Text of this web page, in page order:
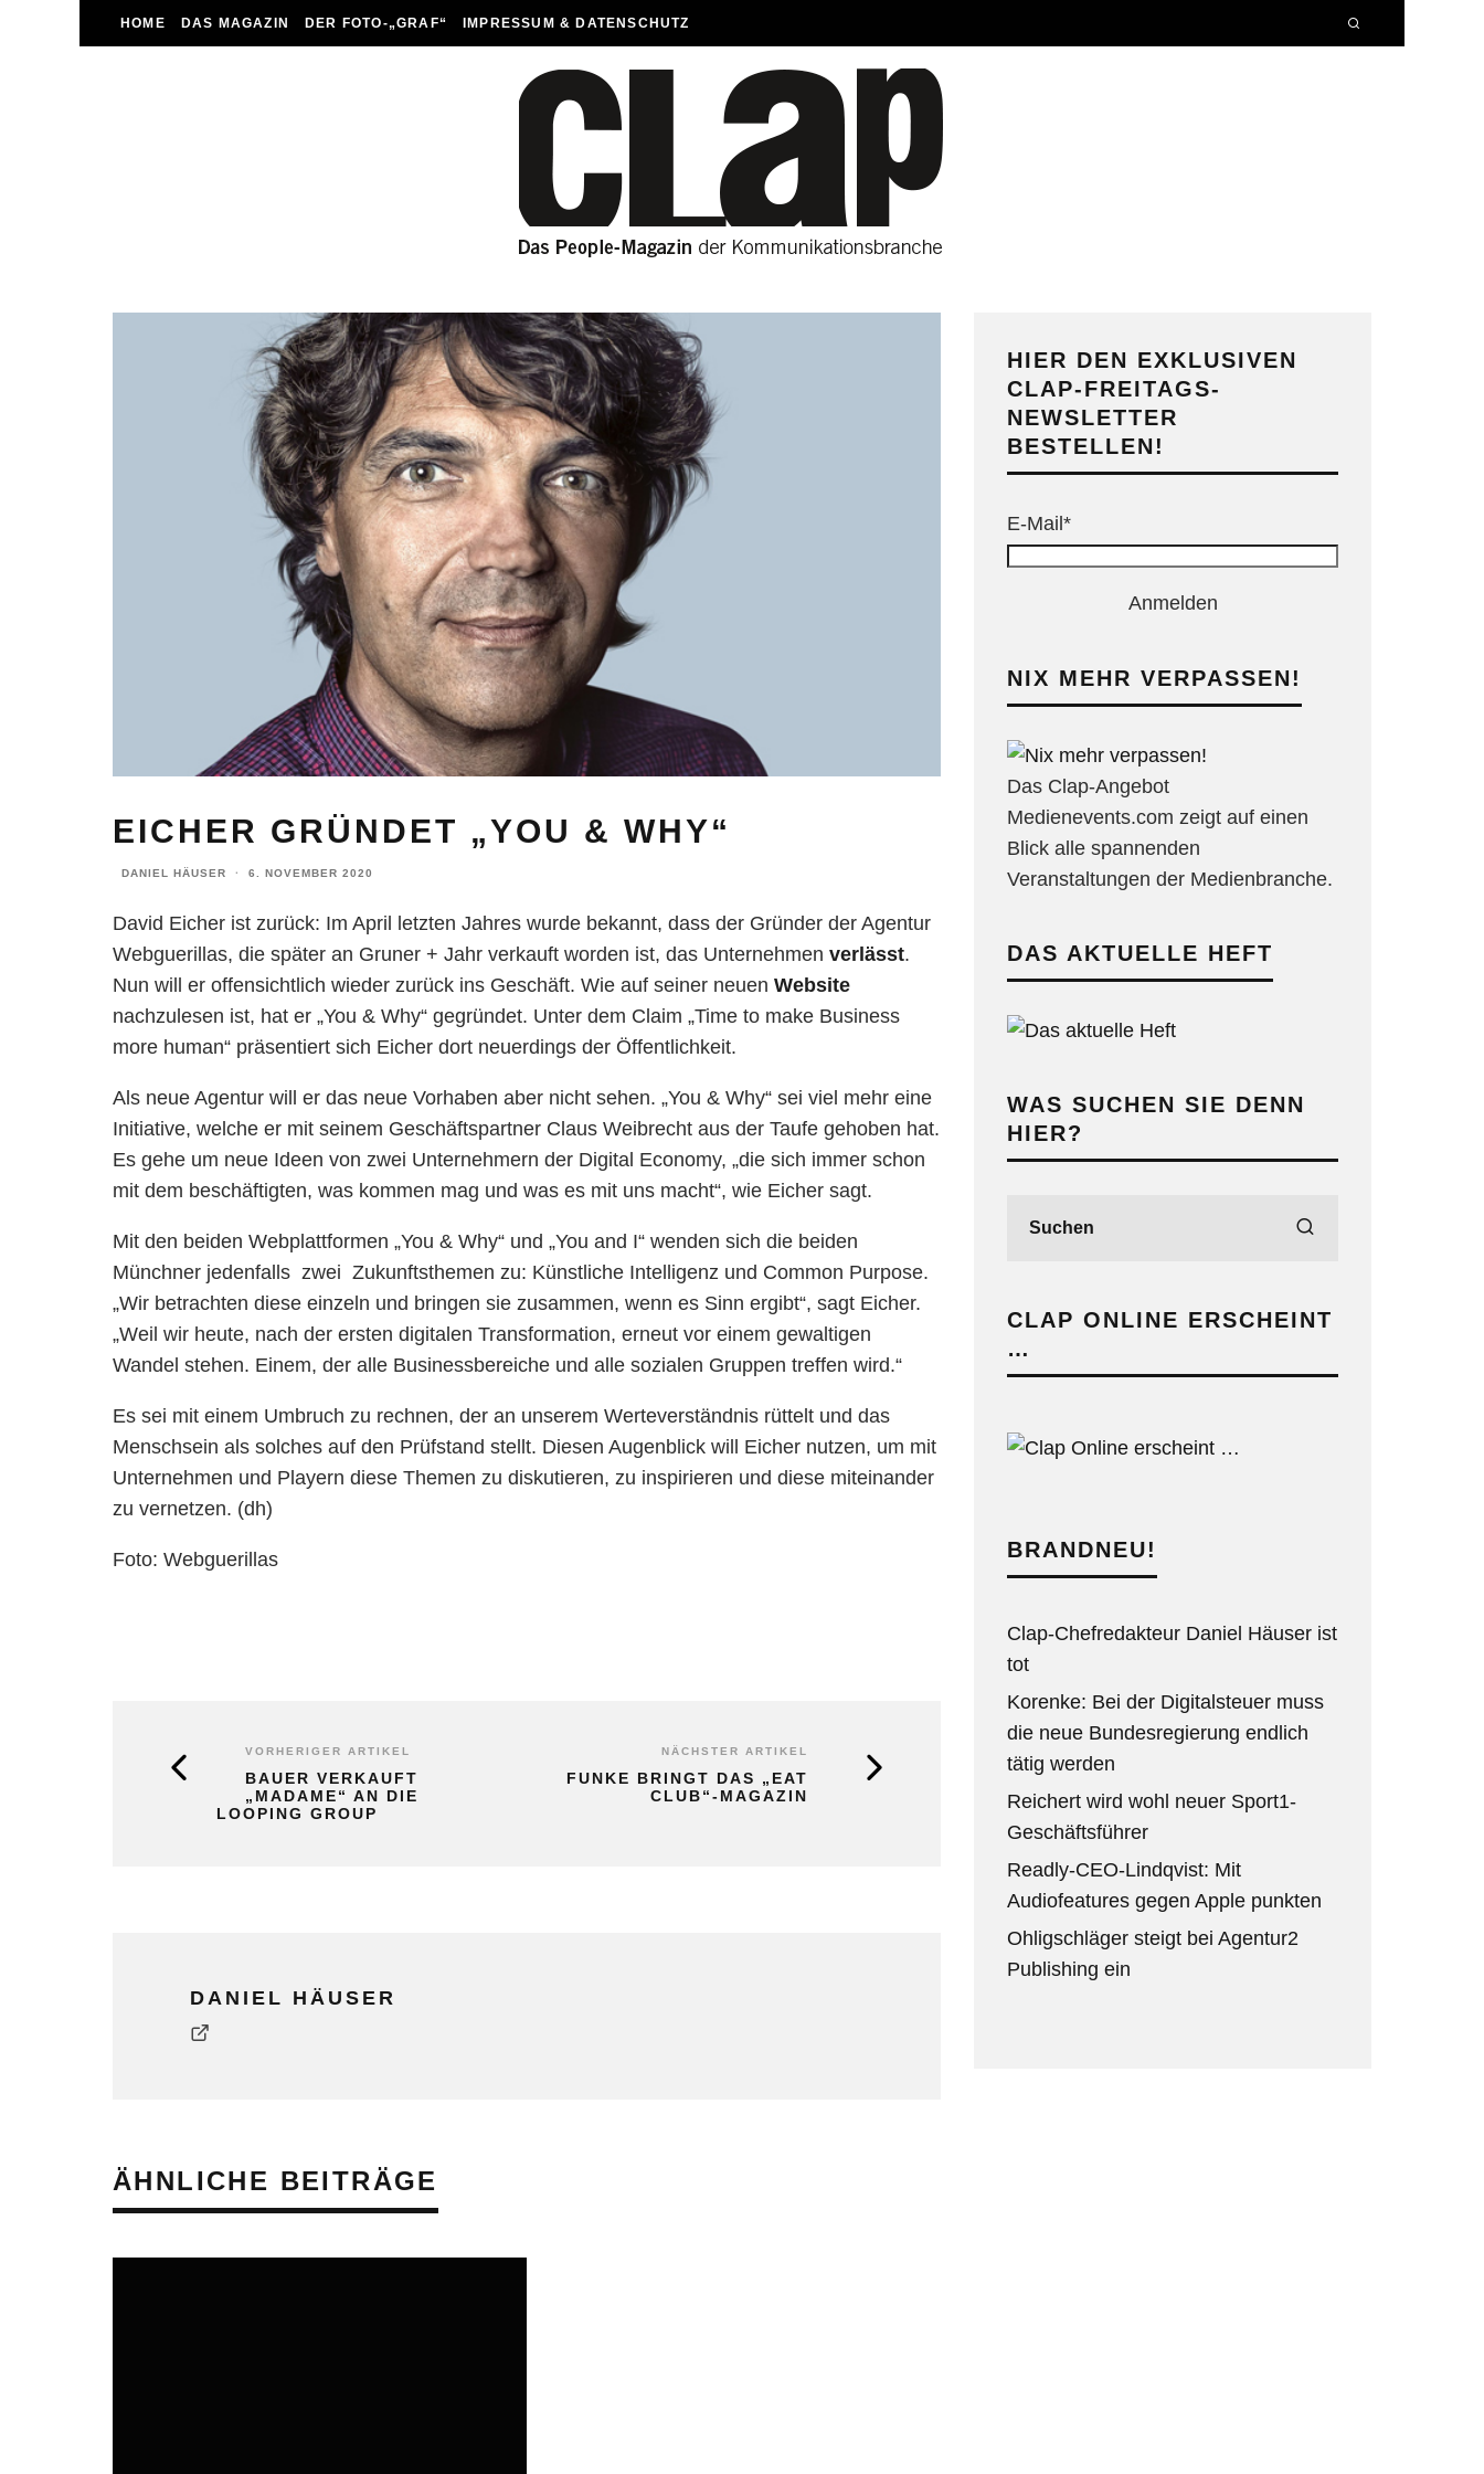
HOME DAS MAGAZIN DER FOTO-„GRAF“ IMPRESSUM & DATENSCHUTZ
EICHER GRÜNDET „YOU & WHY“
DANIEL HÄUSER · 6. NOVEMBER 2020
David Eicher ist zurück: Im April letzten Jahres wurde bekannt, dass der Gründer der Agentur
Webguerillas, die später an Gruner + Jahr verkauft worden ist, das Unternehmen verlässt.
Nun will er offensichtlich wieder zurück ins Geschäft. Wie auf seiner neuen Website
nachzulesen ist, hat er „You & Why“ gegründet. Unter dem Claim „Time to make Business
more human“ präsentiert sich Eicher dort neuerdings der Öffentlichkeit.
Als neue Agentur will er das neue Vorhaben aber nicht sehen. „You & Why“ sei viel mehr eine
Initiative, welche er mit seinem Geschäftspartner Claus Weibrecht aus der Taufe gehoben hat.
Es gehe um neue Ideen von zwei Unternehmern der Digital Economy, „die sich immer schon
mit dem beschäftigten, was kommen mag und was es mit uns macht“, wie Eicher sagt.
Mit den beiden Webplattformen „You & Why“ und „You and I“ wenden sich die beiden
Münchner jedenfalls zwei Zukunftsthemen zu: Künstliche Intelligenz und Common Purpose.
„Wir betrachten diese einzeln und bringen sie zusammen, wenn es Sinn ergibt“, sagt Eicher.
„Weil wir heute, nach der ersten digitalen Transformation, erneut vor einem gewaltigen
Wandel stehen. Einem, der alle Businessbereiche und alle sozialen Gruppen treffen wird.“
Es sei mit einem Umbruch zu rechnen, der an unserem Werteverständnis rüttelt und das
Menschsein als solches auf den Prüfstand stellt. Diesen Augenblick will Eicher nutzen, um mit
Unternehmen und Playern diese Themen zu diskutieren, zu inspirieren und diese miteinander
zu vernetzen. (dh)
Foto: Webguerillas
VORHERIGER ARTIKEL
BAUER VERKAUFT
„MADAME“ AN DIE
LOOPING GROUP
NÄCHSTER ARTIKEL
FUNKE BRINGT DAS „EAT
CLUB“-MAGAZIN
DANIEL HÄUSER
ÄHNLICHE BEITRÄGE
HIER DEN EXKLUSIVEN
CLAP-FREITAGS-
NEWSLETTER
BESTELLEN!
E-Mail*
Anmelden
NIX MEHR VERPASSEN!
Das Clap-Angebot
Medienevents.com zeigt auf einen
Blick alle spannenden
Veranstaltungen der Medienbranche.
DAS AKTUELLE HEFT
WAS SUCHEN SIE DENN
HIER?
CLAP ONLINE ERSCHEINT
…
BRANDNEU!
Clap-Chefredakteur Daniel Häuser ist
tot
Korenke: Bei der Digitalsteuer muss
die neue Bundesregierung endlich
tätig werden
Reichert wird wohl neuer Sport1-
Geschäftsführer
Readly-CEO-Lindqvist: Mit
Audiofeatures gegen Apple punkten
Ohligschläger steigt bei Agentur2
Publishing ein